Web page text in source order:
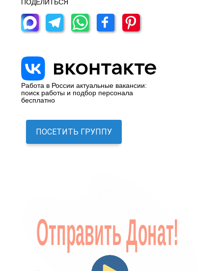
ПОДЕЛИТЬСЯ
Работа в России актуальные вакансии:
поиск работы и подбор персонала
бесплатно
ПОСЕТИТЬ ГРУППУ